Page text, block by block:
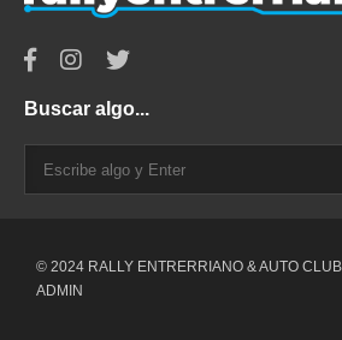
Buscar algo...
© 2024 RALLY ENTRERRIANO & AUTO CLUB
ADMIN